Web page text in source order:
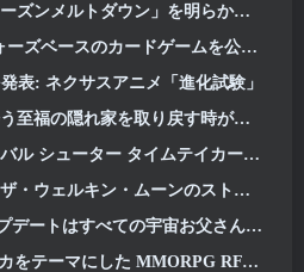
を明らかに, レインボーシックス シージコラボを発表
スのカードゲームを公開, ミストバウンド
表: ネクサスアニメ「進化試験」
の隠れ家を取り戻す時が来ました
ムテイカー向けの 2 回目の「独占」ベータ テストが発表
ストーリーラインが終わりを迎えます。. オン・ザ・ムーン
ートはすべての宇宙お父さんを祝う
た MMORPG RF オンラインが次に世界的に開始